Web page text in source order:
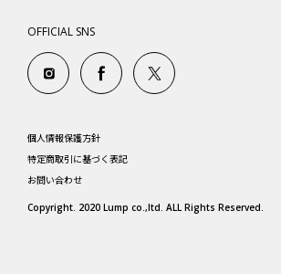
OFFICIAL SNS
個人情報保護方針
特定商取引に基づく表記
お問い合わせ
Copyright. 2020 Lump co.,ltd. ALL Rights Reserved.